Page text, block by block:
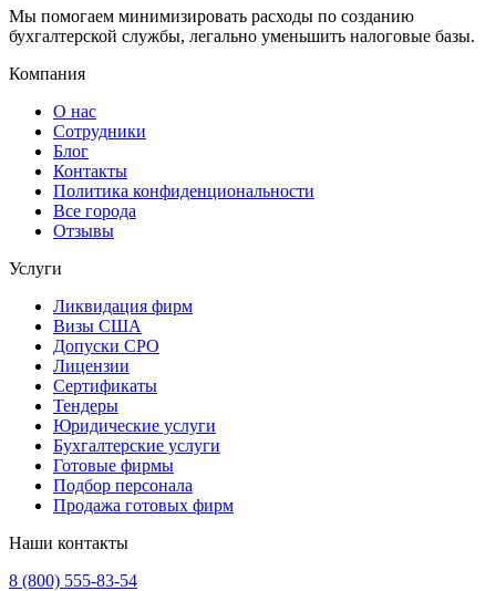
Мы помогаем минимизировать расходы по созданию
бухгалтерской службы, легально уменьшить налоговые базы.
Компания
О нас
Сотрудники
Блог
Контакты
Политика конфиденциональности
Все города
Отзывы
Услуги
Ликвидация фирм
Визы США
Допуски СРО
Лицензии
Сертификаты
Тендеры
Юридические услуги
Бухгалтерские услуги
Готовые фирмы
Подбор персонала
Продажа готовых фирм
Наши контакты
8 (800) 555-83-54